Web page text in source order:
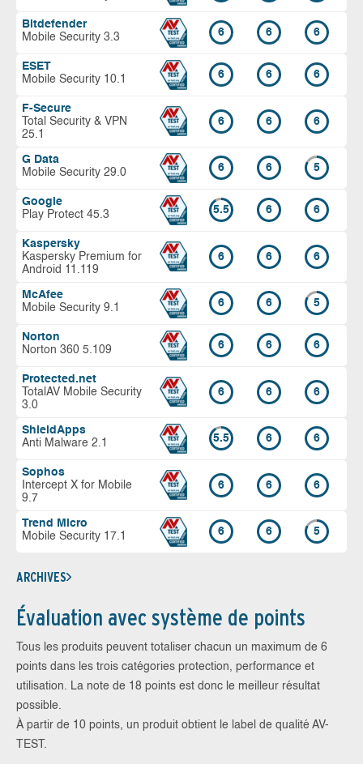
Bitdefender
Mobile Security 3.3
6 6 6
ESET
Mobile Security 10.1
6 6 6
F-Secure
Total Security & VPN
25.1
6 6 6
G Data
Mobile Security 29.0
6 6 5
Google
Play Protect 45.3
5.5 6 6
Kaspersky
Kaspersky Premium for
Android 11.119
6 6 6
McAfee
Mobile Security 9.1
6 6 5
Norton
Norton 360 5.109
6 6 6
Protected.net
TotalAV Mobile Security
3.0
6 6 6
ShieldApps
Anti Malware 2.1
5.5 6 6
Sophos
Intercept X for Mobile
9.7
6 6 6
Trend Micro
Mobile Security 17.1
6 6 5
ARCHIVES
Évaluation avec système de points
Tous les produits peuvent totaliser chacun un maximum de 6
points dans les trois catégories protection, performance et
utilisation. La note de 18 points est donc le meilleur résultat
possible.
À partir de 10 points, un produit obtient le label de qualité AV-
TEST.